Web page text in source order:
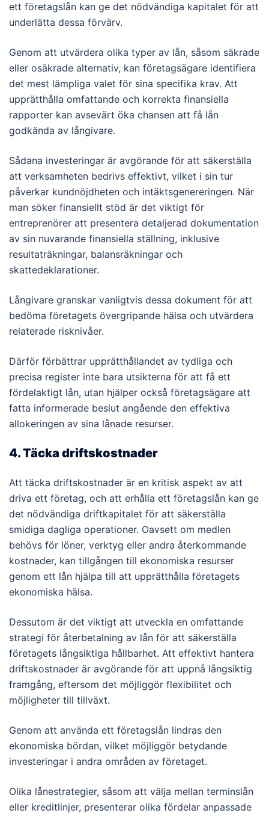
ett företagslån kan ge det nödvändiga kapitalet för att
underlätta dessa förvärv.
Genom att utvärdera olika typer av lån, såsom säkrade
eller osäkrade alternativ, kan företagsägare identifiera
det mest lämpliga valet för sina specifika krav. Att
upprätthålla omfattande och korrekta finansiella
rapporter kan avsevärt öka chansen att få lån
godkända av långivare.
Sådana investeringar är avgörande för att säkerställa
att verksamheten bedrivs effektivt, vilket i sin tur
påverkar kundnöjdheten och intäktsgenereringen. När
man söker finansiellt stöd är det viktigt för
entreprenörer att presentera detaljerad dokumentation
av sin nuvarande finansiella ställning, inklusive
resultaträkningar, balansräkningar och
skattedeklarationer.
Långivare granskar vanligtvis dessa dokument för att
bedöma företagets övergripande hälsa och utvärdera
relaterade risknivåer.
Därför förbättrar upprätthållandet av tydliga och
precisa register inte bara utsikterna för att få ett
fördelaktigt lån, utan hjälper också företagsägare att
fatta informerade beslut angående den effektiva
allokeringen av sina lånade resurser.
4. Täcka driftskostnader
Att täcka driftskostnader är en kritisk aspekt av att
driva ett företag, och att erhålla ett företagslån kan ge
det nödvändiga driftkapitalet för att säkerställa
smidiga dagliga operationer. Oavsett om medlen
behövs för löner, verktyg eller andra återkommande
kostnader, kan tillgången till ekonomiska resurser
genom ett lån hjälpa till att upprätthålla företagets
ekonomiska hälsa.
Dessutom är det viktigt att utveckla en omfattande
strategi för återbetalning av lån för att säkerställa
företagets långsiktiga hållbarhet. Att effektivt hantera
driftskostnader är avgörande för att uppnå långsiktig
framgång, eftersom det möjliggör flexibilitet och
möjligheter till tillväxt.
Genom att använda ett företagslån lindras den
ekonomiska bördan, vilket möjliggör betydande
investeringar i andra områden av företaget.
Olika lånestrategier, såsom att välja mellan terminslån
eller kreditlinjer, presenterar olika fördelar anpassade